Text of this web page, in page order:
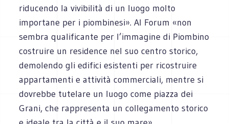
riducendo la vivibilità di un luogo molto
importane per i piombinesi». Al Forum «non
sembra qualificante per l’immagine di Piombino
costruire un residence nel suo centro storico,
demolendo gli edifici esistenti per ricostruire
appartamenti e attività commerciali, mentre si
dovrebbe tutelare un luogo come piazza dei
Grani, che rappresenta un collegamento storico